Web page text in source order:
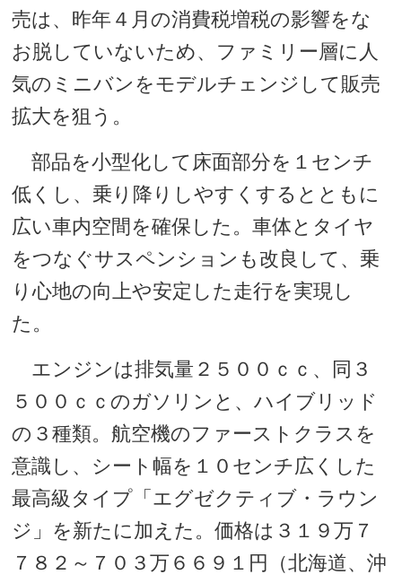
売は、昨年４月の消費税増税の影響をな
お脱していないため、ファミリー層に人
気のミニバンをモデルチェンジして販売
拡大を狙う。
部品を小型化して床面部分を１センチ
低くし、乗り降りしやすくするとともに
広い車内空間を確保した。車体とタイヤ
をつなぐサスペンションも改良して、乗
り心地の向上や安定した走行を実現し
た。
エンジンは排気量２５００ｃｃ、同３
５００ｃｃのガソリンと、ハイブリッド
の３種類。航空機のファーストクラスを
意識し、シート幅を１０センチ広くした
最高級タイプ「エグゼクティブ・ラウン
ジ」を新たに加えた。価格は３１９万７
７８２～７０３万６６９１円（北海道、沖